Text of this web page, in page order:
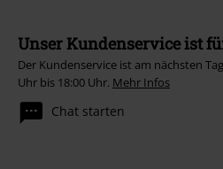
Unser Kundenservice ist
Der Kundenservice ist am nächsten
Uhr bis 18:00 Uhr. Mehr Infos
Chat starten